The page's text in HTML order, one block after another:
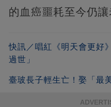
的血癌噩耗至今仍讓
快訊／唱紅《明天會更好
過世」
臺玻長子輕生亡！娶「最